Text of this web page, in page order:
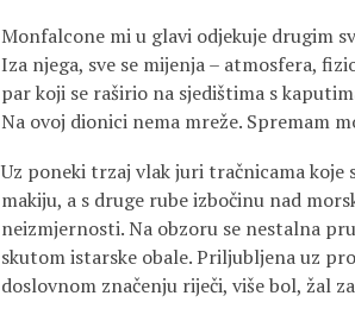
Monfalcone mi u glavi odjekuje drugim
Iza njega, sve se mijenja – atmosfera,
par koji se raširio na sjedištima s
Na ovoj dionici nema mreže. Spremam
Uz poneki trzaj vlak juri tračnicama
makiju, a s druge rube izbočinu nad
neizmjernosti. Na obzoru se nestalna
skutom istarske obale. Priljubljena uz
doslovnom značenju riječi, više bol, žal